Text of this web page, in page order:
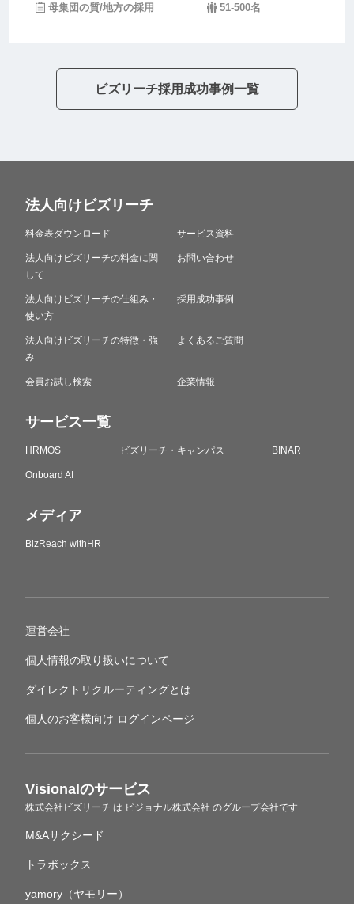
母集団の質/地方の採用 51-500名
ビズリーチ採用成功事例一覧
法人向けビズリーチ
料金表ダウンロード
法人向けビズリーチの料金に関
して
法人向けビズリーチの仕組み・
使い方
法人向けビズリーチの特徴・強
み
会員お試し検索
サービス資料
お問い合わせ
採用成功事例
よくあるご質問
企業情報
サービス一覧
HRMOS ビズリーチ・キャンパス BINAR
Onboard AI
メディア
BizReach withHR
運営会社
個人情報の取り扱いについて
ダイレクトリクルーティングとは
個人のお客様向け ログインページ
Visionalのサービス
株式会社ビズリーチ は ビジョナル株式会社 のグループ会社です
M&Aサクシード
トラボックス
yamory（ヤモリー）